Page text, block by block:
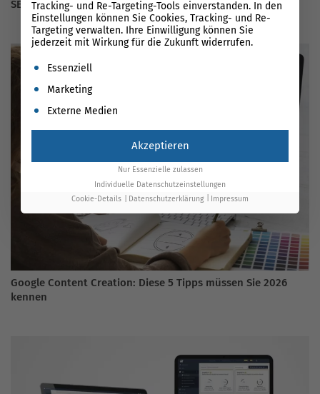
SEO Day 2022: Die Highlights und besten SEO-Tipps
Google Content Creation: Diese 5 Tipps müssen Sie 2026
kennen
Tracking- und Re-Targeting-Tools einverstanden. In den
Einstellungen können Sie Cookies, Tracking- und Re-
Targeting verwalten. Ihre Einwilligung können Sie
jederzeit mit Wirkung für die Zukunft widerrufen.
Es folgt eine Liste der Service-Gruppen, für die eine
Essenziell
Marketing
Externe Medien
Akzeptieren
Nur Essenzielle zulassen
Individuelle Datenschutzeinstellungen
Cookie-Details
Datenschutzerklärung Impressum